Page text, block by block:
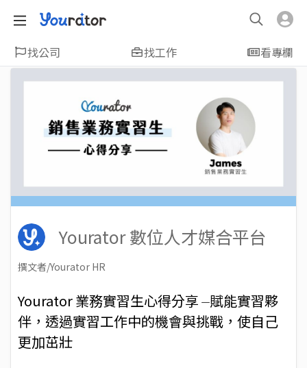
找公司 找工作 看專欄
Yourator 數位人才媒合平台
撰文者/Yourator HR
Yourator 業務實習生心得分享 ⏤賦能實習夥
伴，透過實習工作中的機會與挑戰，使自己
更加茁壯